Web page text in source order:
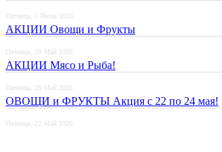
Пятница, 5 Июнь 2026
АКЦИИ Овощи и Фрукты
Пятница, 29 Май 2026
АКЦИИ Мясо и Рыба!
Пятница, 29 Май 2026
ОВОЩИ и ФРУКТЫ Акция с 22 по 24 мая!
Пятница, 22 Май 2026